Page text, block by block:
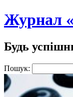
Журнал
Будь
Пошук: